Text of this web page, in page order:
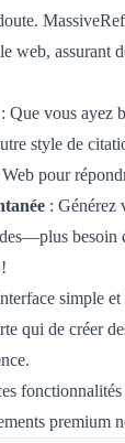
web, assurant
: Que vous ayez
style de
pour
: Générez
besoin
simple
qui de créer
premium